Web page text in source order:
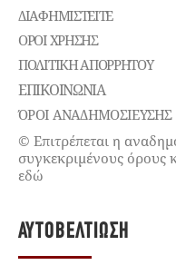
ΔΙΑΦΗΜΙΣΤΕΊΤΕ
ΌΡΟΙ ΧΡΉΣΗΣ
ΠΟΛΙΤΙΚΉ ΑΠΟΡΡΉΤΟΥ
ΕΠΙΚΟΙΝΩΝΊΑ
ΌΡΟΙ ΑΝΑΔΗΜΟΣΙΕΥΣΗΣ
© Επιτρέπεται η
συγκεκριμένους όρους
εδώ
ΑΥΤΟΒΕΛΤΊΩΣΗ